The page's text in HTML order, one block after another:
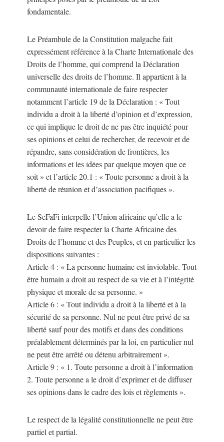
fondamentale.
Le Préambule de la Constitution malgache fait
expressément référence à la Charte Internationale des
Droits de l’homme, qui comprend la Déclaration
universelle des droits de l’homme. Il appartient à la
communauté internationale de faire respecter
notamment l’article 19 de la Déclaration : « Tout
individu a droit à la liberté d’opinion et d’expression,
ce qui implique le droit de ne pas être inquiété pour
ses opinions et celui de rechercher, de recevoir et de
répandre, sans considération de frontières, les
informations et les idées par quelque moyen que ce
soit » et l’article 20.1 : « Toute personne a droit à la
liberté de réunion et d’association pacifiques ».
Le SeFaFi interpelle l’Union africaine qu’elle a le
devoir de faire respecter la Charte Africaine des
Droits de l’homme et des Peuples, et en particulier les
dispositions suivantes :
Article 4 : « La personne humaine est inviolable. Tout
être humain a droit au respect de sa vie et à l’intégrité
physique et morale de sa personne. »
Article 6 : « Tout individu a droit à la liberté et à la
sécurité de sa personne. Nul ne peut être privé de sa
liberté sauf pour des motifs et dans des conditions
préalablement déterminés par la loi, en particulier nul
ne peut être arrêté ou détenu arbitrairement ».
Article 9 : « 1. Toute personne a droit à l’information
2. Toute personne a le droit d’exprimer et de diffuser
ses opinions dans le cadre des lois et règlements ».
Le respect de la légalité constitutionnelle ne peut être
partiel et partial.